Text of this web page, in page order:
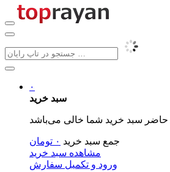
۰
سبد خرید
جمع سبد خرید ۰ تومان
مشاهده سبد خرید
ورود و تکمیل سفارش